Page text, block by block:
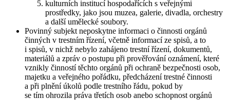
kulturních institucí hospodařících s veřejnými
prostředky, jako jsou muzea, galerie, divadla, orchestry
a další umělecké soubory.
Povinný subjekt neposkytne informaci o činnosti orgánů
činných v trestním řízení, včetně informací ze spisů, a to
i spisů, v nichž nebylo zahájeno trestní řízení, dokumentů,
materiálů a zpráv o postupu při prověřování oznámení, které
vznikly činností těchto orgánů při ochraně bezpečnosti osob,
majetku a veřejného pořádku, předcházení trestné činnosti
a při plnění úkolů podle trestního řádu, pokud by
se tím ohrozila práva třetích osob anebo schopnost orgánů